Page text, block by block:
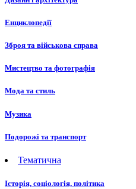
Енциклопедії
Зброя та військова справа
Мистецтво та фотографія
Мода та стиль
Музика
Подорожі та транспорт
Тематична
Історія, соціологія, політика